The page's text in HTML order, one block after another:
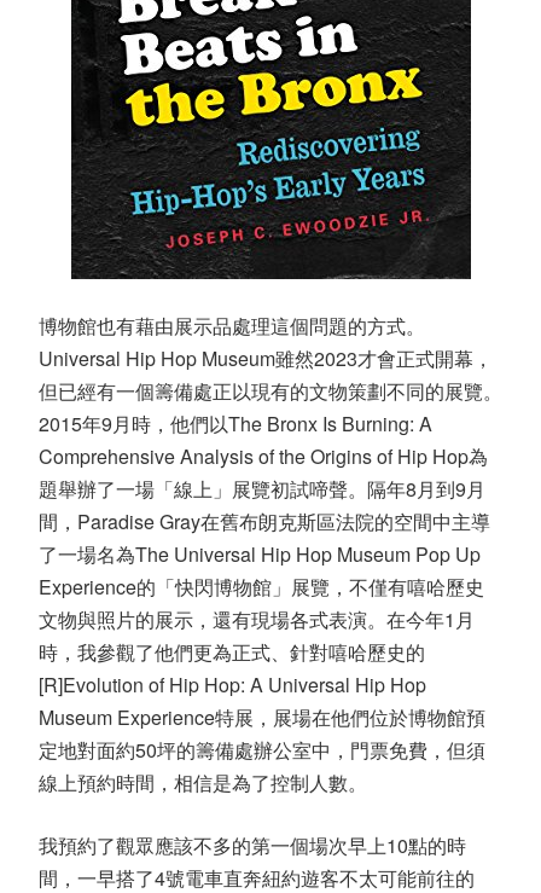
博物館也有藉由展示品處理這個問題的方式。
Universal Hip Hop Museum雖然2023才會正式開幕，
但已經有一個籌備處正以現有的文物策劃不同的展覽。
2015年9月時，他們以The Bronx Is Burning: A
Comprehensive Analysis of the Origins of Hip Hop為
題舉辦了一場「線上」展覽初試啼聲。隔年8月到9月
間，Paradise Gray在舊布朗克斯區法院的空間中主導
了一場名為The Universal Hip Hop Museum Pop Up
Experience的「快閃博物館」展覽，不僅有嘻哈歷史
文物與照片的展示，還有現場各式表演。在今年1月
時，我參觀了他們更為正式、針對嘻哈歷史的
[R]Evolution of Hip Hop: A Universal Hip Hop
Museum Experience特展，展場在他們位於博物館預
定地對面約50坪的籌備處辦公室中，門票免費，但須
線上預約時間，相信是為了控制人數。
我預約了觀眾應該不多的第一個場次早上10點的時
間，一早搭了4號電車直奔紐約遊客不太可能前往的